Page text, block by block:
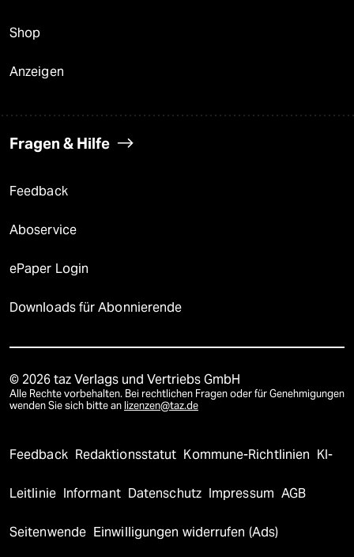
Shop
Anzeigen
Fragen & Hilfe
Feedback
Aboservice
ePaper Login
Downloads für Abonnierende
© 2026 taz Verlags und Vertriebs GmbH
Alle Rechte vorbehalten. Bei rechtlichen Fragen oder für Genehmigungen
wenden Sie sich bitte an lizenzen@taz.de
Feedback Redaktionsstatut Kommune-Richtlinien KI-
Leitlinie Informant Datenschutz Impressum AGB
Seitenwende Einwilligungen widerrufen (Ads)